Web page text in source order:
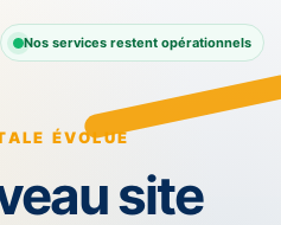
Nos services restent opérationnels
ÉVOLUE
site